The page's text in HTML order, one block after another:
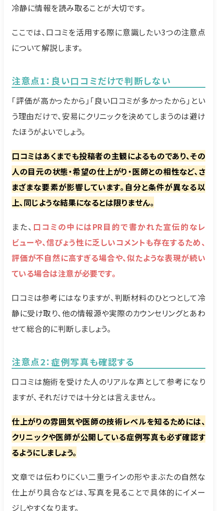
冷静に情報を読み取ることが大切です。
ここでは、口コミを活用する際に意識したい3つの注意点
について解説します。
注意点1：良い口コミだけで判断しない
「評価が高かったから」「良い口コミが多かったから」とい
う理由だけで、安易にクリニックを決めてしまうのは避け
たほうがよいでしょう。
口コミはあくまでも投稿者の主観によるものであり、その
人の目元の状態・希望の仕上がり・医師との相性など、さ
まざまな要素が影響しています。自分と条件が異なる以
上、同じような結果になるとは限りません。
また、 口コミの中にはPR目的で書かれた宣伝的なレ
ビューや、信ぴょう性に乏しいコメントも存在するため、
評価が不自然に高すぎる場合や、似たような表現が続い
ている場合は注意が必要です。
口コミは参考にはなりますが、判断材料のひとつとして冷
静に受け取り、他の情報源や実際のカウンセリングとあわ
せて総合的に判断しましょう。
注意点2：症例写真も確認する
口コミは施術を受けた人のリアルな声として参考になり
ますが、それだけでは十分とは言えません。
仕上がりの雰囲気や医師の技術レベルを知るためには、
クリニックや医師が公開している症例写真も必ず確認す
るようにしましょう。
文章では伝わりにくい二重ラインの形やまぶたの自然な
仕上がり具合などは、写真を見ることで具体的にイメー
ジしやすくなります。